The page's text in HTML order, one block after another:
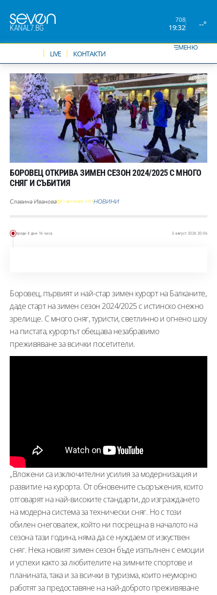
KANAL7.BG
708
19:32 --°
LIVE КОНТАКТИ
МЕНЮ
БОРОВЕЦ ОТКРИВА ЗИМЕН СЕЗОН 2024/2025 С МНОГО
СНЯГ И СЪБИТИЯ
Славина Иванова 21 декември 2024НОВИНИ
преди 4 дни 16 часа 3 август 2026 20:06
Боровец, първият и най-стар зимен курорт на Балканите,
даде старт на зимен сезон 2024/2025 с истинско снежно
зрелище. С много сняг, туристи, светлинно и огнено шоу
на пистата, курортът обещава незабравимо
преживяване за всички посетители.
„Вложени са изключителни усилия за модернизация и
развитие на курорта. От обновените съоръжения, които
отговарят на най-високите стандарти, до изграждането
на модерна система за технически сняг. Но с този
обилен снеговалеж, който ни посрещна в началото на
сезона тази година, няма да се нуждаем от изкуствен
сняг. Нека новият зимен сезон бъде изпълнен с емоции
и успехи както за любителите на зимните спортове и
планината, така и за всички в туризма, които неуморно
работят за предоставяне на най-доброто преживяване